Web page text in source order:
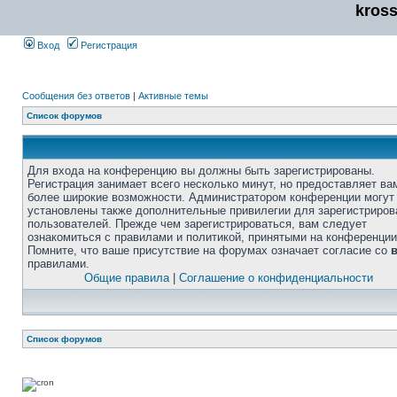
Вход Регистрация
Сообщения без ответов | Активные темы
Список форумов
Для входа на конференцию вы должны быть зарегистрированы.
Регистрация занимает всего несколько минут, но предоставляет
более широкие возможности. Администратором конференции
установлены также дополнительные привилегии для
пользователей. Прежде чем зарегистрироваться, вам следует
ознакомиться с правилами и политикой, принятыми на
Помните, что ваше присутствие на форумах означает согласие со
правилами.
Общие правила| Соглашение о конфиденциальности
Список форумов